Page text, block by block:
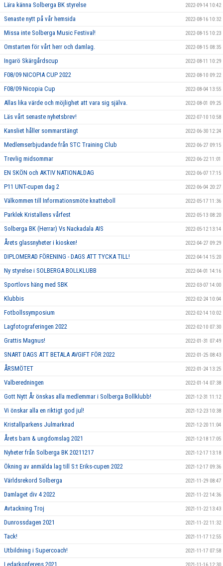
Lära känna Solberga BK styrelse 2022-09-14 10:42
Senaste nytt på vår hemsida 2022-08-16 10:32
Missa inte Solberga Music Festival! 2022-08-15 10:23
Omstarten för vårt herr och damlag. 2022-08-15 08:35
Ingarö Skärgårdscup 2022-08-11 10:29
F08/09 NICOPIA CUP 2022 2022-08-10 09:22
F08/09 Nicopia Cup 2022-08-04 13:55
Allas lika värde och möjlighet att vara sig själva. 2022-08-01 09:25
Läs vårt senaste nyhetsbrev! 2022-07-10 10:58
Kansliet håller sommarstängt 2022-06-30 12:24
Medlemserbjudande från STC Training Club 2022-06-27 09:15
Trevlig midsommar 2022-06-22 11:01
EN SKÖN och AKTIV NATIONALDAG 2022-06-07 17:15
P11 UNT-cupen dag 2 2022-06-04 20:27
Välkommen till Informationsmöte knatteboll 2022-05-17 11:36
Parklek Kristallens vårfest 2022-05-13 08:20
Solberga BK (Herrar) Vs Nackadala AIS 2022-05-12 13:14
Årets glassnyheter i kiosken! 2022-04-27 09:29
DIPLOMERAD FÖRENING - DAGS ATT TYCKA TILL! 2022-04-14 15:20
Ny styrelse i SOLBERGA BOLLKLUBB 2022-04-01 14:16
Sportlovs häng med SBK 2022-03-07 14:00
Klubbis 2022-02-24 10:04
Fotbollssymposium 2022-02-14 10:02
Lagfotograferingen 2022 2022-02-10 07:30
Grattis Magnus! 2022-01-31 07:49
SNART DAGS ATT BETALA AVGIFT FÖR 2022 2022-01-25 08:43
ÅRSMÖTET 2022-01-24 13:25
Valberedningen 2022-01-14 07:38
Gott Nytt År önskas alla medlemmar i Solberga Bollklubb! 2021-12-31 11:12
Vi önskar alla en riktigt god jul! 2021-12-23 10:38
Kristallparkens Julmarknad 2021-12-20 11:04
Årets barn & ungdomslag 2021 2021-12-18 17:05
Nyheter från Solberga BK 20211217 2021-12-17 13:18
Ökning av anmälda lag till S:t Eriks-cupen 2022 2021-12-17 09:36
Världsrekord Solberga 2021-11-29 08:47
Damlaget div 4 2022 2021-11-22 14:36
Avtackning Troj 2021-11-22 13:43
Dunrossdagen 2021 2021-11-22 11:32
Tack! 2021-11-17 12:55
Utbildning i Supercoach! 2021-11-17 07:58
Ledarkonferens 2021 2021-11-16 12:30